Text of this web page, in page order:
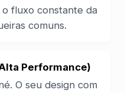
fluxo constante da
comuns.
Performance)
O seu design com